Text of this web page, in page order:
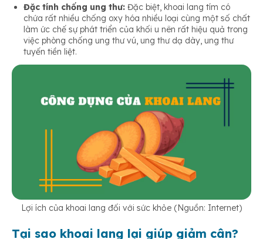
Đặc tính chống ung thư: Đặc biệt, khoai lang tím có
chứa rất nhiều chống oxy hóa nhiều loại cùng một số chất
làm ức chế sự phát triển của khối u nên rất hiệu quả trong
việc phòng chống ung thư vú, ung thư dạ dày, ung thư
tuyến tiền liệt.
Lợi ích của khoai lang đối với sức khỏe (Nguồn: Internet)
Tại sao khoai lang lại giúp giảm cân?